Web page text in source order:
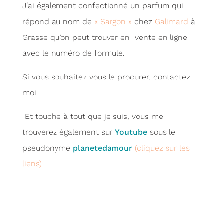
J’ai également confectionné un parfum qui
répond au nom de « Sargon » chez Galimard à
Grasse qu’on peut trouver en vente en ligne
avec le numéro de formule.
Si vous souhaitez vous le procurer, contactez
moi
Et touche à tout que je suis, vous me
trouverez également sur Youtubesous le
pseudonyme planetedamour(cliquez sur les
liens)